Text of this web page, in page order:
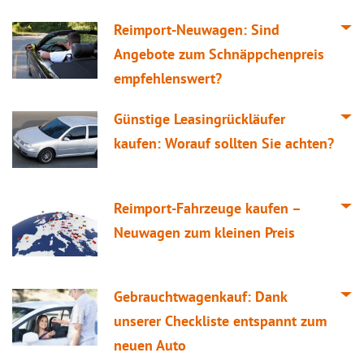
Reimport-Neuwagen: Sind
Angebote zum Schnäppchenpreis
empfehlenswert?
Günstige Leasingrückläufer
kaufen: Worauf sollten Sie achten?
Reimport-Fahrzeuge kaufen –
Neuwagen zum kleinen Preis
Gebrauchtwagenkauf: Dank
unserer Checkliste entspannt zum
neuen Auto